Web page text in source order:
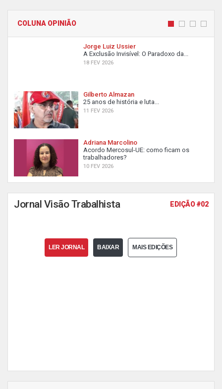
COLUNA OPINIÃO
Jorge Luiz Ussier
A Exclusão Invisível: O Paradoxo da...
18 FEV 2026
Gilberto Almazan
25 anos de história e luta...
11 FEV 2026
Adriana Marcolino
Acordo Mercosul-UE: como ficam os
trabalhadores?
10 FEV 2026
Jornal Visão Trabalhista EDIÇÃO #02
LER JORNAL BAIXAR MAIS EDIÇÕES